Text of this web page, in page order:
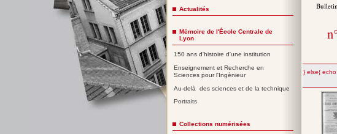
";} else{
Actualités
Mémoire de l'École Centrale de
Lyon
150 ans d'histoire d'une institution
Enseignement et Recherche en
Sciences pour l'Ingénieur
Au-delà des sciences et de la technique
Portraits
Collections numérisées